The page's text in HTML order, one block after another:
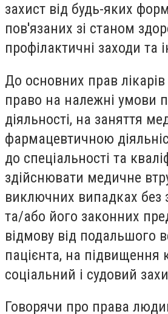
захист від будь-яких
пов'язаних зі станом
профілактичні заходи та
До основних прав
право на належні умови
діяльності, на заняття
фармацевтичною
до спеціальності та
здійснювати медичне
виключних випадках без
та/або його законних
відмову від подальшого
пацієнта, на підвищення
соціальний і судовий
Говорячи про права